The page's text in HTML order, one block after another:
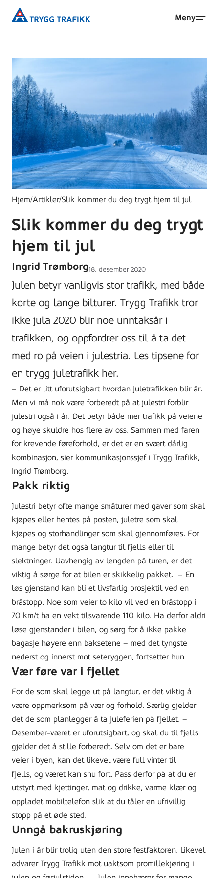
Trygg
Meny
Hjem/Artikler/Slik kommer du deg trygt hjem til jul
Slik kommer du deg trygt
hjem til jul
Ingrid TrømborgLagt
på
18. desember 2020
Julen betyr vanligvis stor trafikk, med både
korte og lange bilturer. Trygg Trafikk tror
ikke jula 2020 blir noe unntaksår i
trafikken, og oppfordrer oss til å ta det
med ro på veien i julestria. Les tipsene for
en trygg juletrafikk her.
– Det er litt uforutsigbart hvordan juletrafikken blir år.
Men vi må nok være forberedt på at julestri forblir
julestri også i år. Det betyr både mer trafikk på veiene
og høye skuldre hos flere av oss. Sammen med faren
for krevende føreforhold, er det er en svært dårlig
kombinasjon, sier kommunikasjonssjef i Trygg Trafikk,
Ingrid Trømborg.
Pakk riktig
Julestri betyr ofte mange småturer med gaver som skal
kjøpes eller hentes på posten, juletre som skal
kjøpes og storhandlinger som skal gjennomføres. For
mange betyr det også langtur til fjells eller til
slektninger. Uavhengig av lengden på turen, er det
viktig å sørge for at bilen er skikkelig pakket. – En
løs gjenstand kan bli et livsfarlig prosjektil ved en
bråstopp. Noe som veierto kilo vil ved en bråstopp i
70 km/t ha en vekt tilsvarende 110 kilo. Ha derfor aldri
løse gjenstander i bilen, og sørg for å ikke pakke
bagasje høyere enn baksetene – med det tyngste
nederst og innerst mot seteryggen, fortsetterhun.
Vær føre var i fjellet
For de som skal legge ut på langtur, er det viktig å
være oppmerksom på vær og forhold. Særlig gjelder
det de som planlegger å ta juleferien på fjellet. –
Desember-været er uforutsigbart, og skal du til fjells
gjelder det å stille forberedt. Selv om det er bare
veieri byen, kan det likevel være full vinter til
fjells, og været kan snu fort. Pass derfor på at du er
utstyrtmed kjettinger, matog drikke, varme klær og
oppladet mobiltelefon slik at du tåler en ufrivillig
stopp på et øde sted.
Unngå bakruskjøring
Julen i år blir trolig uten den store festfaktoren. Likevel
advarer Trygg Trafikk mot uaktsom promillekjøring i